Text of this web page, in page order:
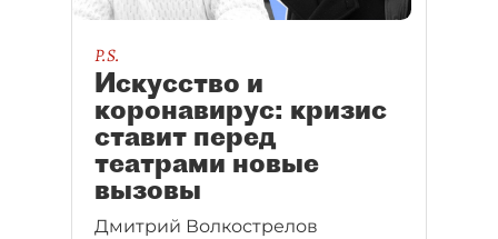
P.S.
Искусство и
коронавирус: кризис
ставит перед
театрами новые
вызовы
Дмитрий Волкострелов